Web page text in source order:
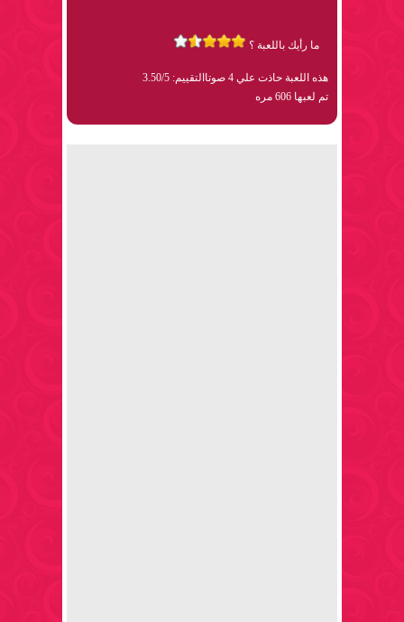
ما رأيك باللعبة ؟
هذه اللعبة حاذت علي 4 صوتا
التقييم: 3.50/5
تم لعبها 606 مره